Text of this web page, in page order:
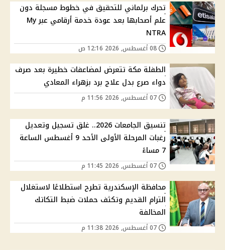
تحرك برلماني للتحقيق في خطوط مسجلة دون
علم أصحابها بعد عودة خدمة أرقامي عبر My
NTRA
الطفلة مكة تتعرض لمضاعفات خطيرة بعد صرف
دواء صرع بدل علاج برد بزهراء المعادي
تنسيق الجامعات 2026.. غلق تسجيل وتعديل
رغبات المرحلة الأولى الأحد 9 أغسطس الساعة
7 مساءً
محافظة الإسكندرية تطرح استطلاعًا لاستغلال
الترام القديم وتكثف حملات ضبط التكاتك
المخالفة